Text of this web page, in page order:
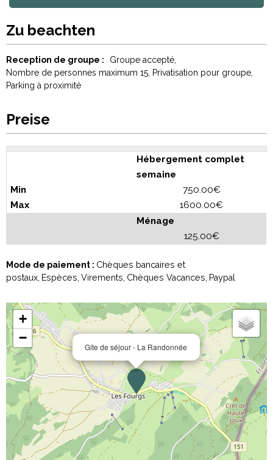
Zu beachten
Reception de groupe :
Groupe accepté
Nombre de personnes maximum 15 Privatisation pour groupe
Parking à proximité
Preise
Hébergement complet
semaine
750.00€
1600.00€
Ménage
125.00€
Mode de paiement : Chèques bancaires et
postaux Espèces Virements Chèques Vacances Paypal
Gîte de séjour - La Randonnée
+
−